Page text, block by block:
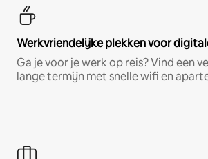
Werkvriendelijke plekken voor
Ga je voor je werk op reis? Vind een
lange termijn met snelle wifi en